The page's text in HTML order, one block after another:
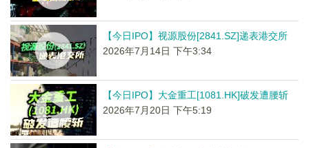
【今日IPO】视源股份[2841.SZ]递表港交所
2026年7月14日 下午3:34
【今日IPO】大金重工[1081.HK]破发遭腰斩
2026年7月20日 下午5:19